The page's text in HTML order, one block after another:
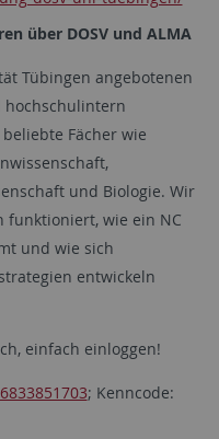
über DOSV und ALMA
Tübingen angebotenen
hochschulintern
Fächer wie
und Biologie. Wir
funktioniert, wie ein NC
und wie sich
entwickeln
einfach einloggen!
; Kenncode: